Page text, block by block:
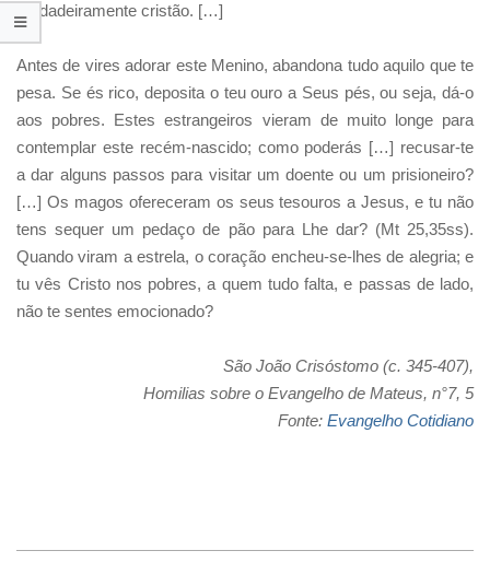
verdadeiramente cristão. […]
Antes de vires adorar este Menino, abandona tudo aquilo que te
pesa. Se és rico, deposita o teu ouro a Seus pés, ou seja, dá-o
aos pobres. Estes estrangeiros vieram de muito longe para
contemplar este recém-nascido; como poderás […] recusar-te
a dar alguns passos para visitar um doente ou um prisioneiro?
[…] Os magos ofereceram os seus tesouros a Jesus, e tu não
tens sequer um pedaço de pão para Lhe dar? (Mt 25,35ss).
Quando viram a estrela, o coração encheu-se-lhes de alegria; e
tu vês Cristo nos pobres, a quem tudo falta, e passas de lado,
não te sentes emocionado?
São João Crisóstomo (c. 345-407),
Homilias sobre o Evangelho de Mateus, n°7, 5
Fonte: Evangelho Cotidiano